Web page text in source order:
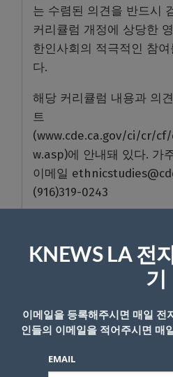
는 수렴된 의견을 반드시
커리큘럼 개정에 상당한
한인사회의 적극적인 참
다.
해당 커리큘럼 내용과 의
트
(www.cde.ca.gov/ci/cr/
w.asp)에 안내돼 있다. 가
이메일
(916)319-0243
- Copyright © KNEWSLA.COM,
KNEWS LA 전
기
이메일을 등록해주시면 매일 전
인들의 이메일을 적어주시면 매
EMAIL